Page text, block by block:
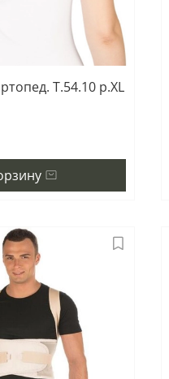
Т.54.10 р.XL